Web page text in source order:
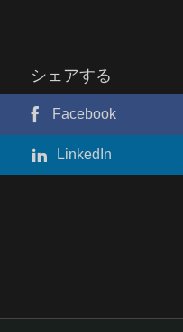
シェアする
Facebook
LinkedIn